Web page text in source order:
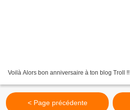
Voilà Alors bon anniversaire à ton blog Troll !!
< Page précédente